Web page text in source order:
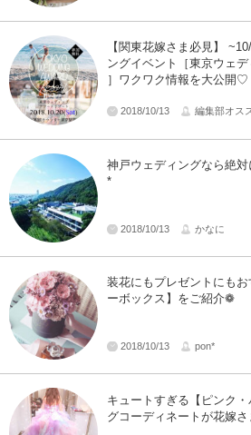
【関東花嫁さま必見】
ングイベント［東京ウェ
］ワクワク情報を大公開♡
2018/10/13 編集部オス
神戸ウェディングなら絶
*
2018/10/13 かなに
装花にもプレゼントにも
ーボックス】をご紹介❁
2018/10/13 pon*
キュートすぎる【ピンク
グコーディネートが花嫁